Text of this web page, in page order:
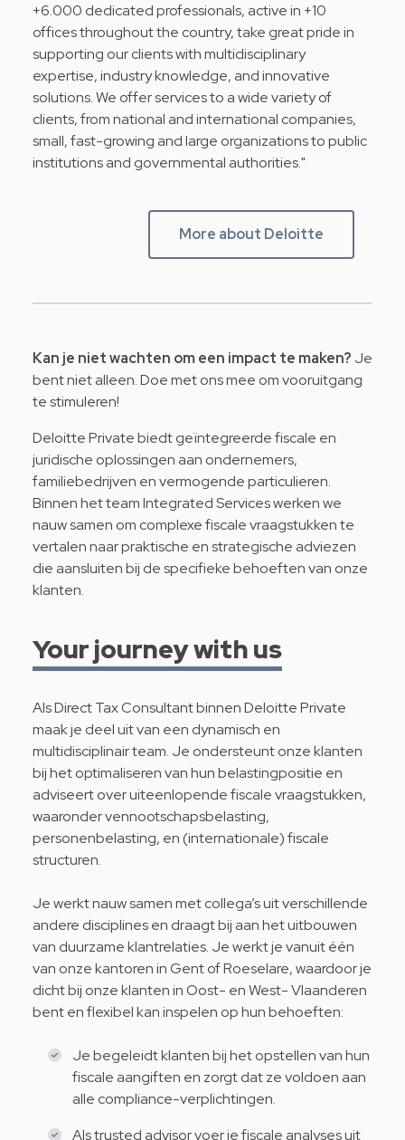
+6.000 dedicated professionals, active in +10
offices throughout the country, take great pride in
supporting our clients with multidisciplinary
expertise, industry knowledge, and innovative
solutions. We offer services to a wide variety of
clients, from national and international companies,
small, fast-growing and large organizations to public
institutions and governmental authorities."
More about Deloitte
Kan je niet wachten om een impact te maken? Je
bent niet alleen. Doe met ons mee om vooruitgang
te stimuleren!
Deloitte Private biedt geïntegreerde fiscale en
juridische oplossingen aan ondernemers,
familiebedrijven en vermogende particulieren.
Binnen het team Integrated Services werken we
nauw samen om complexe fiscale vraagstukken te
vertalen naar praktische en strategische adviezen
die aansluiten bij de specifieke behoeften van onze
klanten.
Your journey with us
Als Direct Tax Consultant binnen Deloitte Private
maak je deel uit van een dynamisch en
multidisciplinair team. Je ondersteunt onze klanten
bij het optimaliseren van hun belastingpositie en
adviseert over uiteenlopende fiscale vraagstukken,
waaronder vennootschapsbelasting,
personenbelasting, en (internationale) fiscale
structuren.
Je werkt nauw samen met collega’s uit verschillende
andere disciplines en draagt bij aan het uitbouwen
van duurzame klantrelaties. Je werkt je vanuit één
van onze kantoren in Gent of Roeselare, waardoor je
dicht bij onze klanten in Oost- en West- Vlaanderen
bent en flexibel kan inspelen op hun behoeften:
Je begeleidt klanten bij het opstellen van hun
fiscale aangiften en zorgt dat ze voldoen aan
alle compliance-verplichtingen.
Als trusted advisor voer je fiscale analyses uit